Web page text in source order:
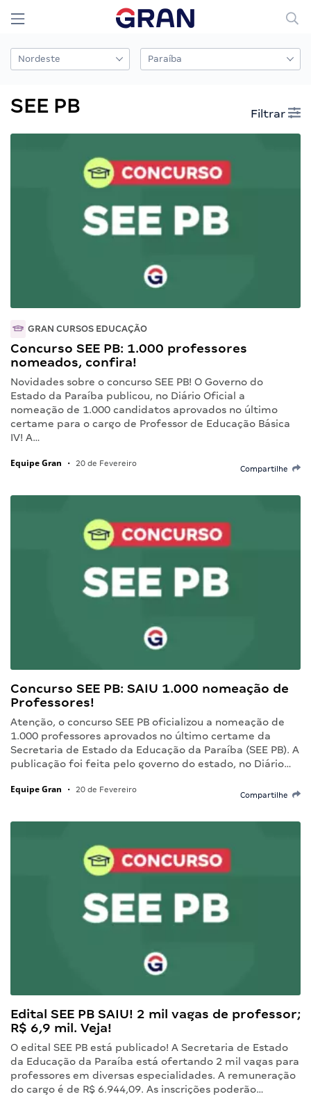
SEE PB Filtrar
GRAN CURSOS EDUCAÇÃO
Concurso SEE PB: 1.000 professores
nomeados, confira!
Novidades sobre o concurso SEE PB! O Governo do
Estado da Paraíba publicou, no Diário Oficial a
nomeação de 1.000 candidatos aprovados no último
certame para o cargo de Professor de Educação Básica
IV! A…
Equipe Gran • 20 de Fevereiro
Compartilhe
Concurso SEE PB: SAIU 1.000 nomeação de
Professores!
Atenção, o concurso SEE PB oficializou a nomeação de
1.000 professores aprovados no último certame da
Secretaria de Estado da Educação da Paraíba (SEE PB). A
publicação foi feita pelo governo do estado, no Diário…
Equipe Gran • 20 de Fevereiro
Compartilhe
Edital SEE PB SAIU! 2 mil vagas de professor;
R$ 6,9 mil. Veja!
O edital SEE PB está publicado! A Secretaria de Estado
da Educação da Paraíba está ofertando 2 mil vagas para
professores em diversas especialidades. A remuneração
do cargo é de R$ 6.944,09. As inscrições poderão…